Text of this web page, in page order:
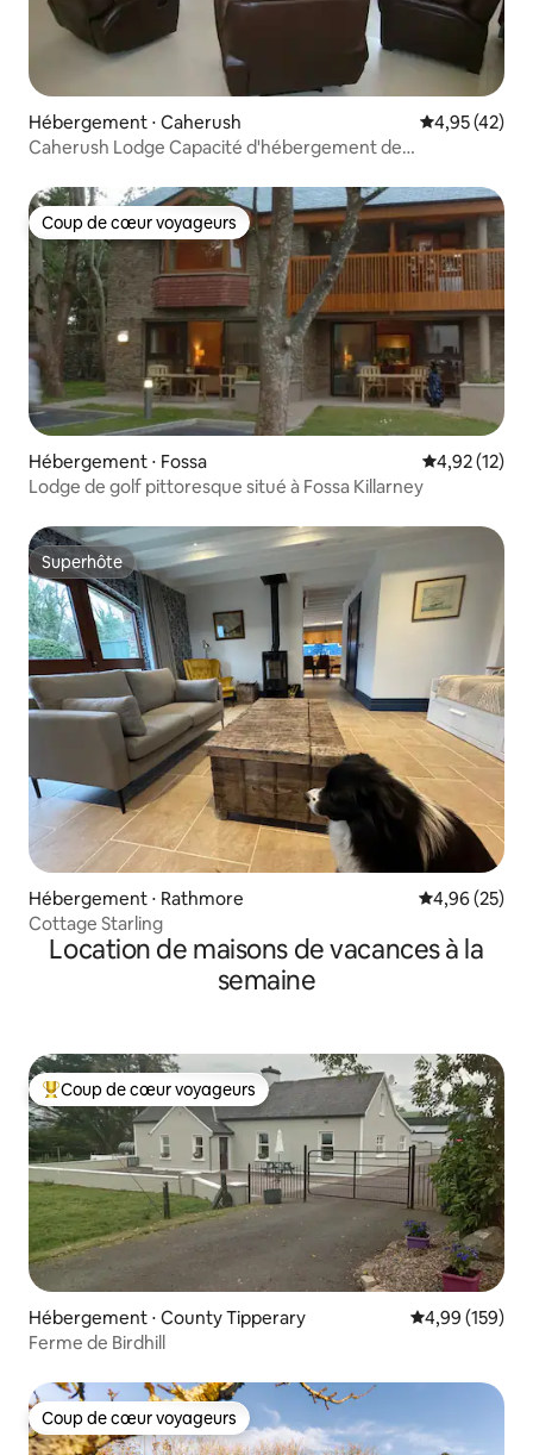
Hébergement ⋅ Caherush Évaluation
4,95 (42)
Caherush Lodge Capacité d'hébergement de
Coup de cœur voyageurs
Coup de cœur voyageurs
Hébergement ⋅ Fossa Évaluation
4,92 (12)
Lodge de golf pittoresque situé à Fossa Killarney
Superhôte
Superhôte
Hébergement ⋅ Rathmore Évaluation
4,96 (25)
Cottage Starling
Location de maisons de vacances à la
semaine
Coups de cœur voyageurs les plus appréciés
Coup de cœur voyageurs
Hébergement ⋅ County Tipperary Évaluation
4,99 (159)
Ferme de Birdhill
Coup de cœur voyageurs
Coup de cœur voyageurs